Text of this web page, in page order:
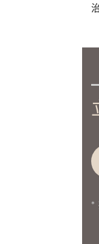
*